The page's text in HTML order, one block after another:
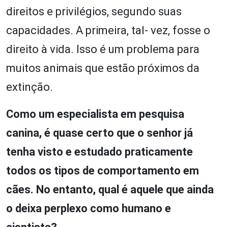
direitos e privilégios, segundo suas
capacidades. A primeira, tal- vez, fosse o
direito à vida. Isso é um problema para
muitos animais que estão próximos da
extinção.
Como um especialista em pesquisa
canina, é quase certo que o senhor já
tenha visto e estudado praticamente
todos os tipos de comportamento em
cães. No entanto, qual é aquele que ainda
o deixa perplexo como humano e